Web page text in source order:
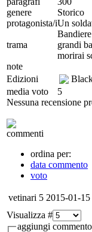
genere
Storico
protagonista/iUn
trama
grandi
morirai
note
Edizioni
media voto
5
Nessuna recensione
commenti
ordina per:
data commento
voto
vetinari 5 2015-01-
Visualizza #
aggiungi commento